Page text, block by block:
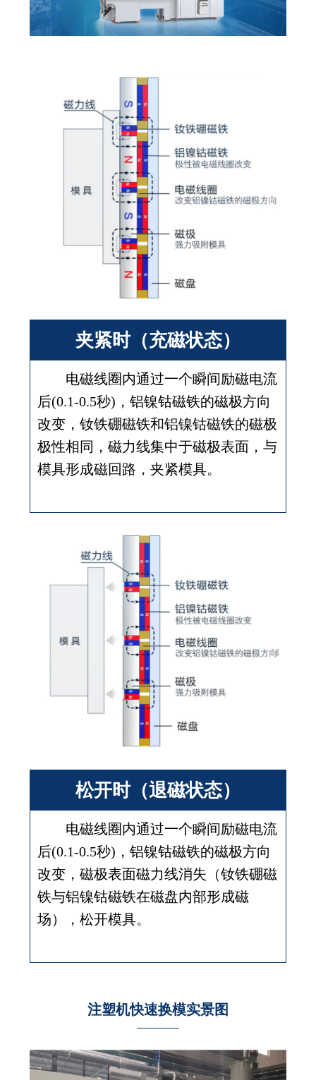
夹紧时（充磁状态）
电磁线圈内通过一个瞬间励磁电流
后(0.1-0.5秒)，铝镍钴磁铁的磁极方向
改变，钕铁硼磁铁和铝镍钴磁铁的磁极
极性相同，磁力线集中于磁极表面，与
模具形成磁回路，夹紧模具。
松开时（退磁状态）
电磁线圈内通过一个瞬间励磁电流
后(0.1-0.5秒)，铝镍钴磁铁的磁极方向
改变，磁极表面磁力线消失（钕铁硼磁
铁与铝镍钴磁铁在磁盘内部形成磁
场），松开模具。
注塑机快速换模实景图